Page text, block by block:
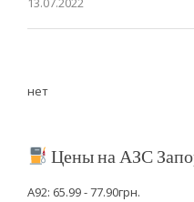
нет
Цены на АЗС
А92: 65.99 - 77.90грн.